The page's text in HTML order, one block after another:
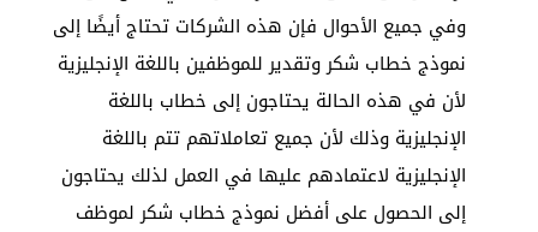
وفي جميع الأحوال فإن هذه الشركات تحتاج أيضًا إلى
نموذج خطاب شكر وتقدير للموظفين باللغة الإنجليزية
لأن في هذه الحالة يحتاجون إلى خطاب باللغة
الإنجليزية وذلك لأن جميع تعاملاتهم تتم باللغة
الإنجليزية لاعتمادهم عليها في العمل لذلك يحتاجون
إلى الحصول على أفضل نموذج خطاب شكر لموظف